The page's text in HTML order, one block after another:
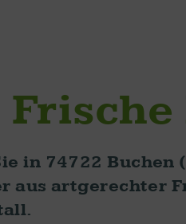
in 74722 Buchen
aus artgerechter